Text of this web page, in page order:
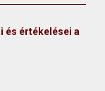
és értékelései a